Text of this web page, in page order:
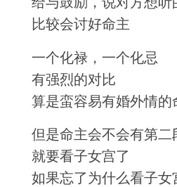
比较会讨好命主
一个化禄，一个化忌
有强烈的对比
算是蛮容易有婚外情的
但是命主会不会有第二
就要看子女宫了
如果忘了为什么看子女